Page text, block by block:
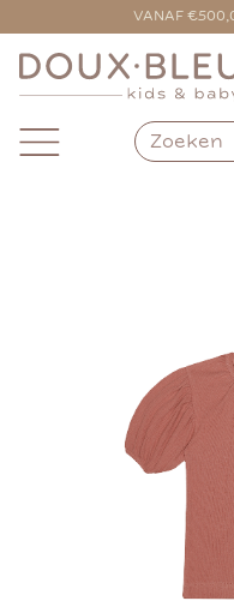
VANAF
VOOR 16:00